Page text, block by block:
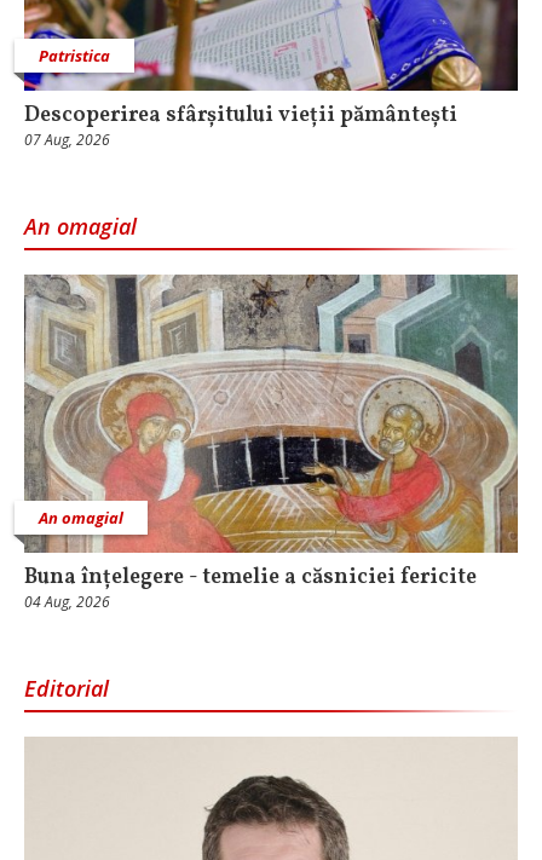
Patristica
Descoperirea sfârșitului vieții pământești
07 Aug, 2026
An omagial
An omagial
Buna înțelegere - temelie a căsniciei fericite
04 Aug, 2026
Editorial